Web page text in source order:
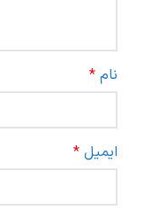
نام *
ایمیل *